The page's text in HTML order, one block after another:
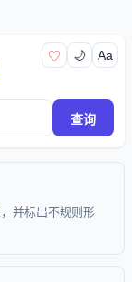
♡ 🌙 Aa
查询
并标出不规则形